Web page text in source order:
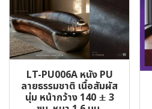
LT-PU006A หนัง PU
ลายธรรมชาติ เนื้อสัมผัส
นุ่ม หน้ากว้าง 140 ± 3